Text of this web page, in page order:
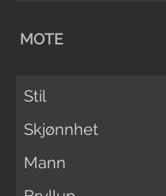
MOTE
Stil
Skjønnhet
Mann